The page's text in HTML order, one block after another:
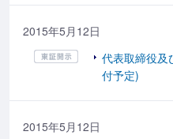
2015年5月12日
代表取締役及
付予定)
2015年5月12日